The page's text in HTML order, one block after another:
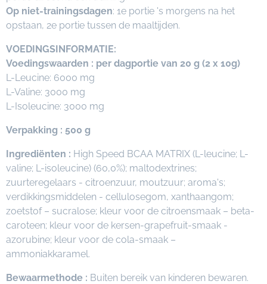
Op niet-trainingsdagen: 1e portie 's morgens na het
opstaan, 2e portie tussen de maaltijden.
VOEDINGSINFORMATIE:
Voedingswaarden : per dagportie van 20 g (2 x 10g)
L-Leucine: 6000 mg
L-Valine: 3000 mg
L-Isoleucine: 3000 mg
Verpakking : 500 g
Ingrediënten : High Speed BCAA MATRIX (L-leucine; L-
valine; L-isoleucine) (60,0%); maltodextrines;
zuurteregelaars - citroenzuur, moutzuur; aroma's;
verdikkingsmiddelen - cellulosegom, xanthaangom;
zoetstof – sucralose; kleur voor de citroensmaak – beta-
caroteen; kleur voor de kersen-grapefruit-smaak -
azorubine; kleur voor de cola-smaak –
ammoniakkaramel.
Bewaarmethode : Buiten bereik van kinderen bewaren.